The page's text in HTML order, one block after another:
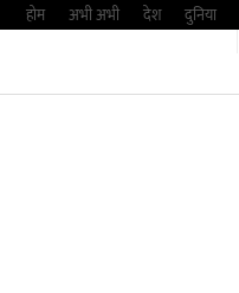
Skipहोम अभी अभी देश दुनिया